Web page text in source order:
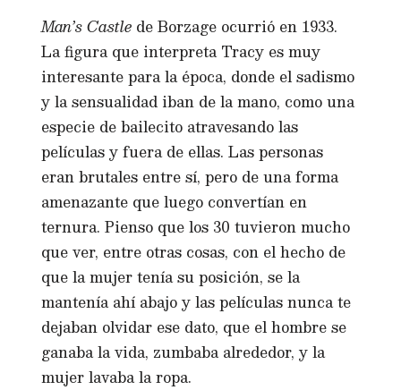
Man’s Castle de Borzage ocurrió en 1933.
La figura que interpreta Tracy es muy
interesante para la época, donde el sadismo
y la sensualidad iban de la mano, como una
especie de bailecito atravesando las
películas y fuera de ellas. Las personas
eran brutales entre sí, pero de una forma
amenazante que luego convertían en
ternura. Pienso que los 30 tuvieron mucho
que ver, entre otras cosas, con el hecho de
que la mujer tenía su posición, se la
mantenía ahí abajo y las películas nunca te
dejaban olvidar ese dato, que el hombre se
ganaba la vida, zumbaba alrededor, y la
mujer lavaba la ropa.